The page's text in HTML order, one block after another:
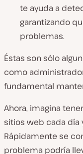
te ayuda a
garantizando
problemas.
Éstas son sólo
como
fundamental
Ahora, imagina
sitios web cada día
Rápidamente se
problema podría